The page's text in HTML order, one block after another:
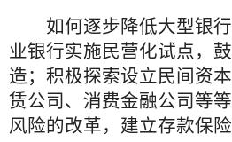
如何逐步降低大型银行
业银行实施民营化试点，
造；积极探索设立民间资
赁公司、消费金融公司等
风险的改革，建立存款保险